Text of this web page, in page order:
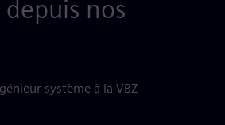
nos
système à la VBZ